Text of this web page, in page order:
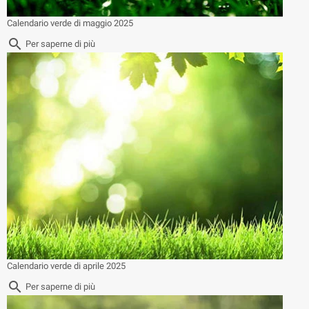
Calendario verde di maggio 2025
search Per saperne di più
Calendario verde di aprile 2025
search Per saperne di più